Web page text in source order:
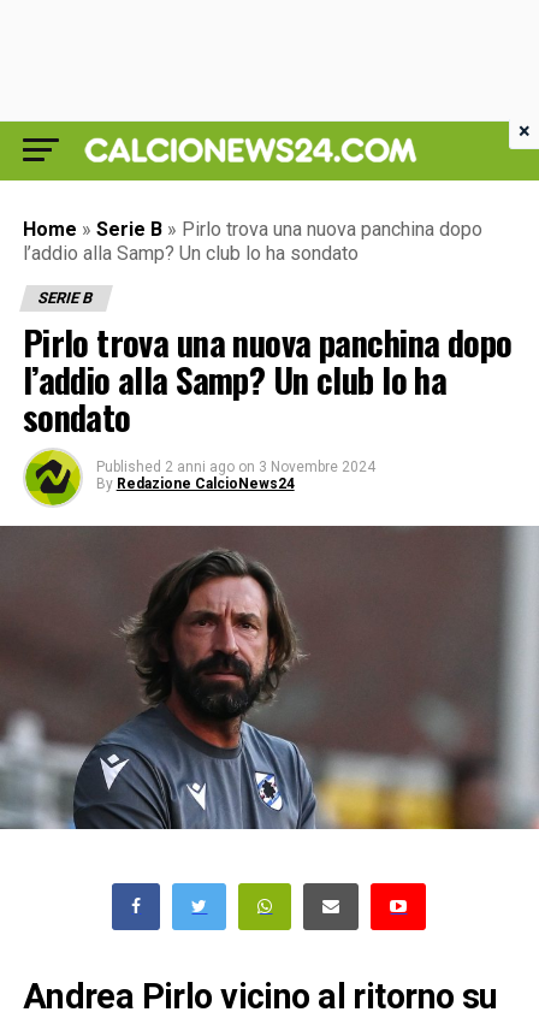
Home » Serie B » Pirlo trova una nuova panchina dopo
l’addio alla Samp? Un club lo ha sondato
SERIE B
Pirlo trova una nuova panchina dopo
l’addio alla Samp? Un club lo ha
sondato
Published 2 anni ago on 3 Novembre 2024
By Redazione CalcioNews24
Andrea Pirlo vicino al ritorno su
×